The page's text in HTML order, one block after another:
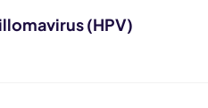
(HPV)